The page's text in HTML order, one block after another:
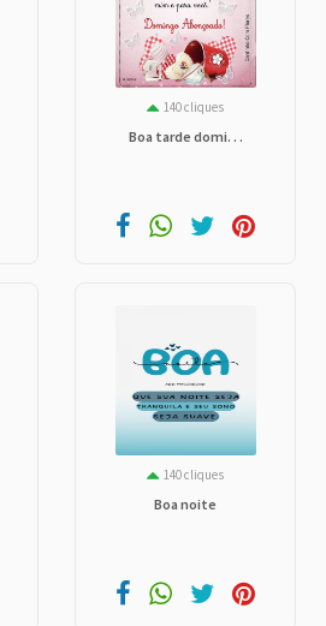
140 cliques
Boa tarde domi. . .
140 cliques
Boa noite